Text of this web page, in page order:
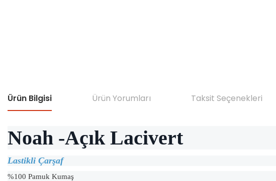
Ürün Bilgisi Ürün Yorumları Taksit Seçenekleri
Noah -Açık Lacivert
Lastikli Çarşaf
%100 Pamuk Kumaş